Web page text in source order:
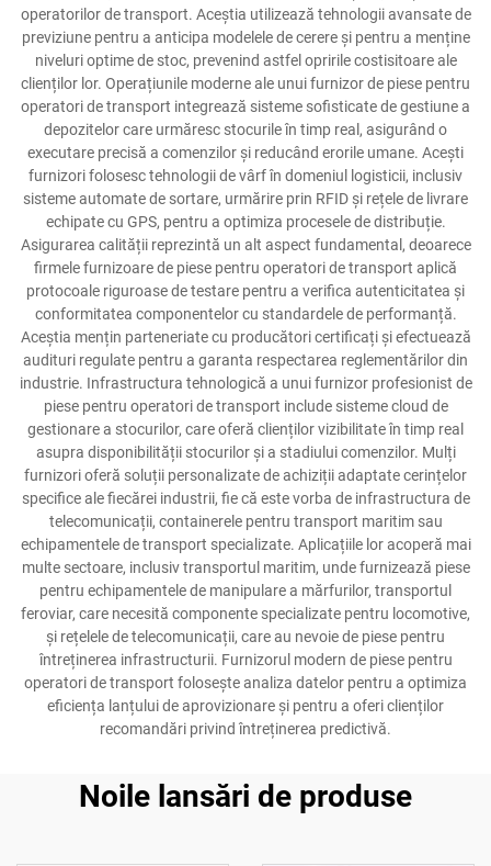
operatorilor de transport. Aceștia utilizează tehnologii avansate de
previziune pentru a anticipa modelele de cerere și pentru a menține
niveluri optime de stoc, prevenind astfel opririle costisitoare ale
clienților lor. Operațiunile moderne ale unui furnizor de piese pentru
operatori de transport integrează sisteme sofisticate de gestiune a
depozitelor care urmăresc stocurile în timp real, asigurând o
executare precisă a comenzilor și reducând erorile umane. Acești
furnizori folosesc tehnologii de vârf în domeniul logisticii, inclusiv
sisteme automate de sortare, urmărire prin RFID și rețele de livrare
echipate cu GPS, pentru a optimiza procesele de distribuție.
Asigurarea calității reprezintă un alt aspect fundamental, deoarece
firmele furnizoare de piese pentru operatori de transport aplică
protocoale riguroase de testare pentru a verifica autenticitatea și
conformitatea componentelor cu standardele de performanță.
Aceștia mențin parteneriate cu producători certificați și efectuează
audituri regulate pentru a garanta respectarea reglementărilor din
industrie. Infrastructura tehnologică a unui furnizor profesionist de
piese pentru operatori de transport include sisteme cloud de
gestionare a stocurilor, care oferă clienților vizibilitate în timp real
asupra disponibilității stocurilor și a stadiului comenzilor. Mulți
furnizori oferă soluții personalizate de achiziții adaptate cerințelor
specifice ale fiecărei industrii, fie că este vorba de infrastructura de
telecomunicații, containerele pentru transport maritim sau
echipamentele de transport specializate. Aplicațiile lor acoperă mai
multe sectoare, inclusiv transportul maritim, unde furnizează piese
pentru echipamentele de manipulare a mărfurilor, transportul
feroviar, care necesită componente specializate pentru locomotive,
și rețelele de telecomunicații, care au nevoie de piese pentru
întreținerea infrastructurii. Furnizorul modern de piese pentru
operatori de transport folosește analiza datelor pentru a optimiza
eficiența lanțului de aprovizionare și pentru a oferi clienților
recomandări privind întreținerea predictivă.
Noile lansări de produse